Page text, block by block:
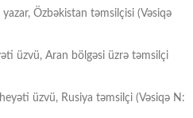
yazar, Özbəkistan təmsilçisi (Vəsiqə
üzvü, Aran bölgəsi üzrə təmsilçi
üzvü, Rusiya təmsilçi (Vəsiqə N: